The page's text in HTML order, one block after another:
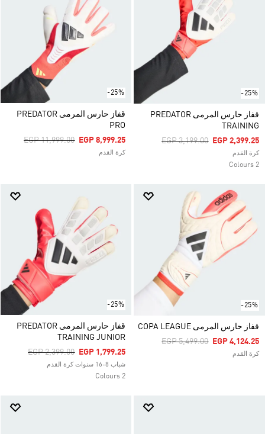
-25%
قفاز حارس المرمى PREDATOR
TRAINING
Price Reduced From
EGP 3,199.00ToEGP 2,399.25
كرة القدم
2 Colours
-25%
قفاز حارس المرمى PREDATOR
PRO
Price Reduced From
EGP 11,999.00ToEGP 8,999.25
كرة القدم
-25%
قفاز حارس المرمى COPA LEAGUE
Price Reduced From
EGP 5,499.00ToEGP 4,124.25
كرة القدم
-25%
قفاز حارس المرمى PREDATOR
TRAINING JUNIOR
Price Reduced From
EGP 2,399.00ToEGP 1,799.25
شباب 8-16 سنوات كرة القدم
2 Colours